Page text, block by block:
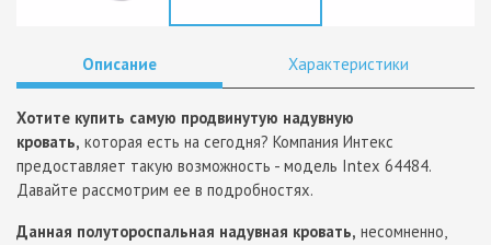
Описание Характеристики
Хотите купить самую продвинутую надувную
кровать, которая есть на сегодня? Компания Интекс
предоставляет такую возможность - модель Intex 64484.
Давайте рассмотрим ее в подробностях.
Данная полутороспальная надувная кровать, несомненно,